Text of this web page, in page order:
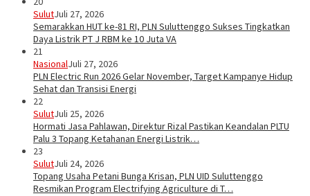
SulutJuli 27, 2026
Semarakkan HUT ke-81 RI, PLN Suluttenggo Sukses Tingkatkan
Daya Listrik PT J RBM ke 10 Juta VA
21
NasionalJuli 27, 2026
PLN Electric Run 2026 Gelar November, Target Kampanye Hidup
Sehat dan Transisi Energi
22
SulutJuli 25, 2026
Hormati Jasa Pahlawan, Direktur Rizal Pastikan Keandalan PLTU
Palu 3 Topang Ketahanan Energi Listrik…
23
SulutJuli 24, 2026
Topang Usaha Petani Bunga Krisan, PLN UID Suluttenggo
Resmikan Program Electrifying Agriculture di T…